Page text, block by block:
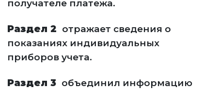
получателе платежа.
Раздел 2 отражает сведения о
показаниях индивидуальных
приборов учета.
Раздел 3 объединил информацию